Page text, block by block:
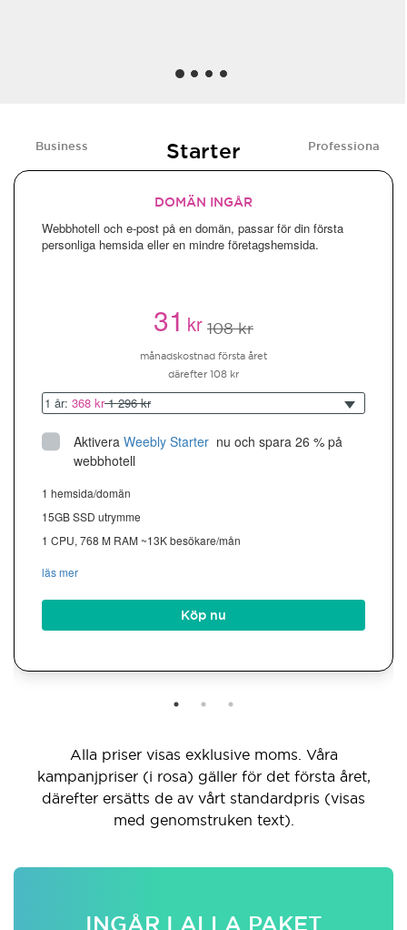
Business Starter Professional
DOMÄN INGÅR
Webbhotell och e-post på en domän, passar för din första
personliga hemsida eller en mindre företagshemsida.
31kr 108 kr
månadskostnad första året
därefter 108 kr
1 år: 368 kr1 296 kr
Aktivera Weebly Starter nu och spara 26 % på
webbhotell
1 hemsida/domän
15GB SSD utrymme
1 CPU, 768 M RAM ~13K besökare/mån
läs mer
Köp nu
Alla priser visas exklusive moms. Våra
kampanjpriser (i rosa) gäller för det första året,
därefter ersätts de av vårt standardpris (visas
med genomstruken text).
INGÅR I ALLA PAKET